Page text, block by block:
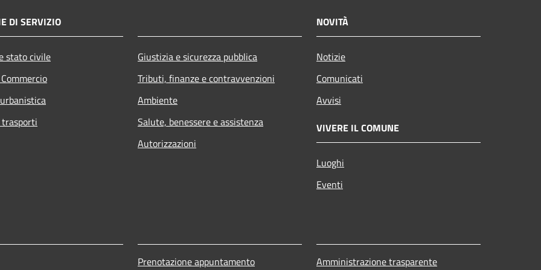
DI SERVIZIO
stato civile
Giustizia e sicurezza pubblica
Tributi, finanze e contravvenzioni
Ambiente
Salute, benessere e assistenza
Autorizzazioni
NOVITÀ
Notizie
Comunicati
Avvisi
VIVERE IL COMUNE
Luoghi
Eventi
Prenotazione appuntamento Amministrazione trasparente